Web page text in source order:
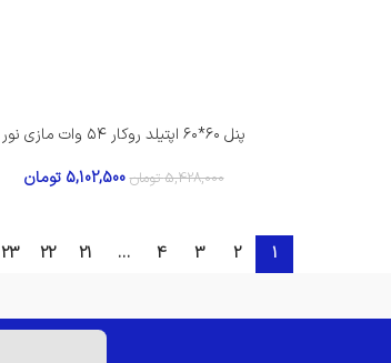
پنل ۶۰*۶۰ اپتیلد روکار ۵۴ وات مازی نور
5,428,000 تومان 5,102,500 تومان
1
2
3
4
…
21
22
23